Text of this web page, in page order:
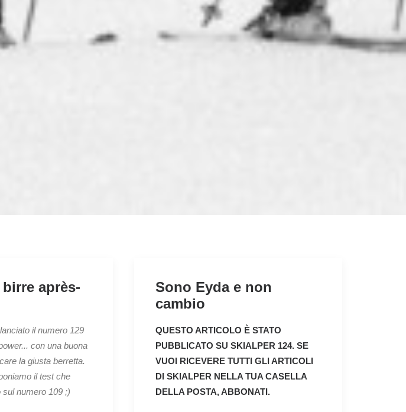
après-
il numero 129
con una buona
la giusta berretta.
il test che
numero 109 ;)
Sono Eyda e non
cambio
QUESTO ARTICOLO È STATO
PUBBLICATO SU SKIALPER 124. SE
VUOI RICEVERE TUTTI GLI ARTICOLI
DI SKIALPER NELLA TUA CASELLA
DELLA POSTA,ABBONATI.